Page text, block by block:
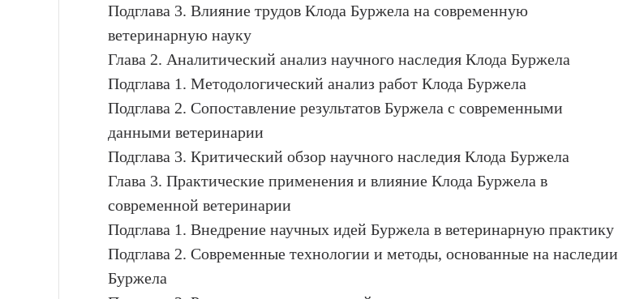
Подглава 3. Влияние трудов Клода Буржела на современную
ветеринарную науку
Глава 2. Аналитический анализ научного наследия Клода Буржела
Подглава 1. Методологический анализ работ Клода Буржела
Подглава 2. Сопоставление результатов Буржела с современными
данными ветеринарии
Подглава 3. Критический обзор научного наследия Клода Буржела
Глава 3. Практические применения и влияние Клода Буржела в
современной ветеринарии
Подглава 1. Внедрение научных идей Буржела в ветеринарную практику
Подглава 2. Современные технологии и методы, основанные на наследии
Буржела